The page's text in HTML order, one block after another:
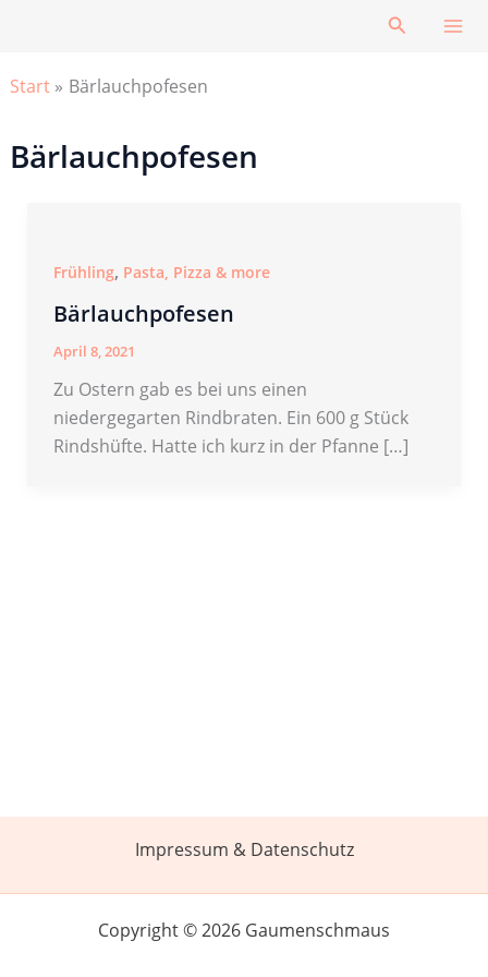
Suchen
Start Bärlauchpofesen
Bärlauchpofesen
Frühling, Pasta, Pizza & more
Bärlauchpofesen
April 8, 2021
Zu Ostern gab es bei uns einen
niedergegarten Rindbraten. Ein 600 g Stück
Rindshüfte. Hatte ich kurz in der Pfanne […]
Impressum & Datenschutz
Copyright © 2026 Gaumenschmaus